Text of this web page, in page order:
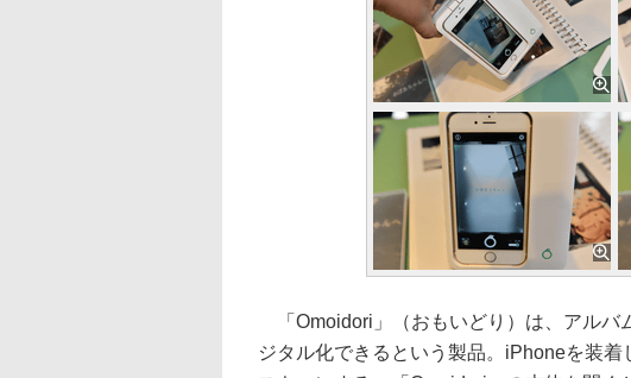
「Omoidori」（おもいどり）は、アルバ
ジタル化できるという製品。iPhoneを装